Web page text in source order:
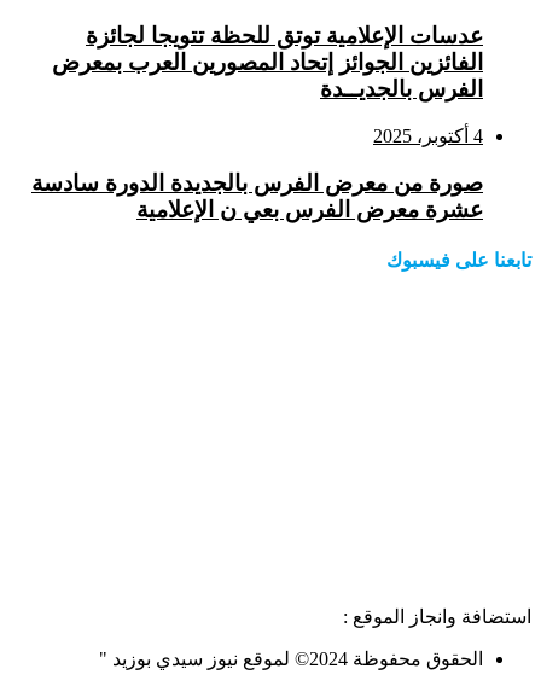
عدسات الإعلامية توتق للحظة تتويجا لجائزة
الفائزين الجوائز إتحاد المصورين العرب بمعرض
الفرس بالجديــدة
4 أكتوبر، 2025
صورة من معرض الفرس بالجديدة الدورة سادسة
عشرة معرض الفرس بعي ن الإعلامية
تابعنا على فيسبوك
استضافة وانجاز الموقع :
الحقوق محفوظة 2024© لموقع نيوز سيدي بوزيد "